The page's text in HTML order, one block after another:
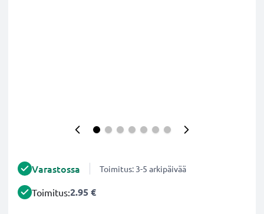
Varastossa Toimitus: 3-5 arkipäivää
Toimitus:2.95 €